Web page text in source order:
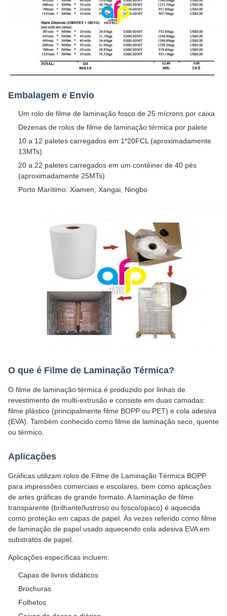
Embalagem e Envio
Um rolo de filme de laminação fosco de 25 mícrons por caixa
Dezenas de rolos de filme de laminação térmica por palete
10 a 12 paletes carregados em 1*20FCL (aproximadamente
13MTs)
20 a 22 paletes carregados em um contêiner de 40 pés
(aproximadamente 25MTs)
Porto Marítimo: Xiamen, Xangai, Ningbo
O que é Filme de Laminação Térmica?
O filme de laminação térmica é produzido por linhas de
revestimento de multi-extrusão e consiste em duas camadas:
filme plástico (principalmente filme BOPP ou PET) e cola adesiva
(EVA). Também conhecido como filme de laminação seco, quente
ou térmico.
Aplicações
Gráficas utilizam rolos de Filme de Laminação Térmica BOPP
para impressões comerciais e escolares, bem como aplicações
de artes gráficas de grande formato. A laminação de filme
transparente (brilhante/lustroso ou fosco/opaco) é aquecida
como proteção em capas de papel. Às vezes referido como filme
de laminação de papel usado aquecendo cola adesiva EVA em
substratos de papel.
Aplicações específicas incluem:
Capas de livros didáticos
Brochuras
Folhetos